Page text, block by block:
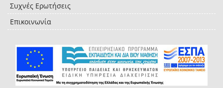
Συχνές Ερωτήσεις
Επικοινωνία